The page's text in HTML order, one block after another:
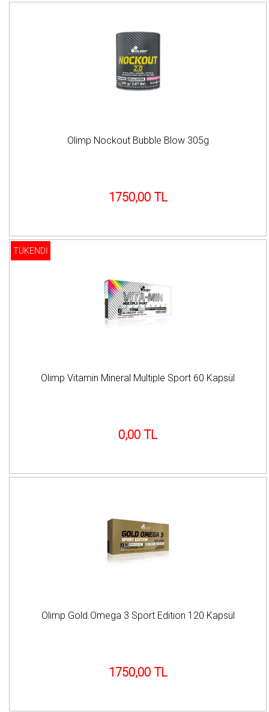
Olimp Nockout Bubble Blow 305g
1750,00 TL
TÜKENDİ
Olimp Vitamin Mineral Multiple Sport 60 Kapsül
0,00 TL
Olimp Gold Omega 3 Sport Edition 120 Kapsül
1750,00 TL